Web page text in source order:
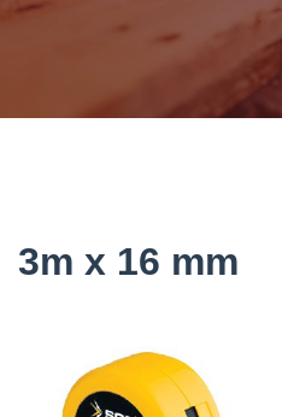
3m x 16 mm